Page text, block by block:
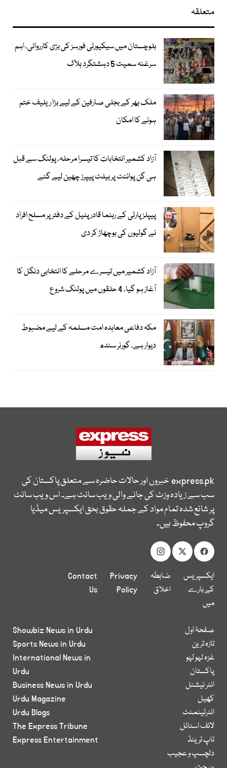
متعلقہ
بلوچستان میں سیکیورٹی فورسز کی بڑی کارروائی، اہم
سرغنہ سمیت 5 دہشتگرد ہلاک
ملک بھر کے بجلی صارفین کے لیے بڑا ریلیف ختم
ہونے کا امکان
آزاد کشمیر انتخابات کا تیسرا مرحلہ، پولنگ سے قبل
ہی گن پوائنٹ پر بیلٹ پیپرز چھین لیے گئے
پیپلز پارٹی کے رہنما قادر پٹیل کے دفتر پر مسلح افراد
نے گولیوں کی بوچھاڑ کر دی
آزاد کشمیر میں تیسرے مرحلے کا انتخابی دنگل کا
آغاز ہو گیا، 4 حلقوں میں پولنگ شروع
مکہ دفاعی معاہدہ امت مسلمہ کے لیے مضبوط
دیوار ہے، گورنر سندھ
express.pkخبروں اور حالات حاضرہ سے متعلق پاکستان کی
سب سے زیادہ وزٹ کی جانے والی ویب سائٹ ہے۔ اس ویب سائٹ
پر شائع شدہ تمام مواد کے جملہ حقوق بحق ایکسپریس میڈیا
گروپ محفوظ ہیں۔
ایکسپریس
کے بارے
میں
ضابطہ
اخلاق
Privacy
Policy
Contact
Us
صفحۂ اول
تازہ ترین
غزہ لہو لہو
پاکستان
انٹر نیشنل
کھیل
انٹرٹینمنٹ
لائف اسٹائل
ٹاپ ٹرینڈ
دلچسپ و عجیب
Showbiz News in Urdu
Sports News in Urdu
International News in
Urdu
Business News in Urdu
Urdu Magazine
Urdu Blogs
The Express Tribune
Express Entertainment